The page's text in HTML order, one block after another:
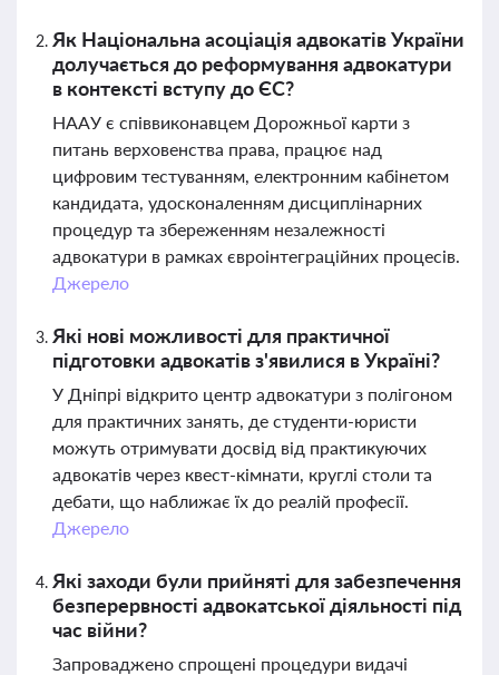
Як Національна асоціація адвокатів України
долучається до реформування адвокатури
в контексті вступу до ЄС?
НААУ є співвиконавцем Дорожньої карти з
питань верховенства права, працює над
цифровим тестуванням, електронним кабінетом
кандидата, удосконаленням дисциплінарних
процедур та збереженням незалежності
адвокатури в рамках євроінтеграційних процесів.
Джерело
Які нові можливості для практичної
підготовки адвокатів з'явилися в Україні?
У Дніпрі відкрито центр адвокатури з полігоном
для практичних занять, де студенти-юристи
можуть отримувати досвід від практикуючих
адвокатів через квест-кімнати, круглі столи та
дебати, що наближає їх до реалій професії.
Джерело
Які заходи були прийняті для забезпечення
безперервності адвокатської діяльності під
час війни?
Запроваджено спрощені процедури видачі